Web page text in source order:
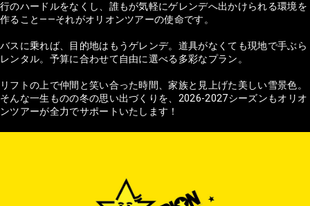
行のハードルをなくし、誰もが気軽にゲレンデへ出かけられる環境を
作ること——それがオリオンツアーの使命です。
バスに乗れば、目的地はもうゲレンデ。道具がなくても現地で手ぶら
レンタル。予算に合わせて自由に選べる多彩なプラン。
リフトの上で仲間と笑い合った時間、家族と見上げた美しい雪景色。
そんな一生ものの冬の思い出づくりを、2026-2027シーズンもオリオ
ンツアーが全力でサポートいたします！